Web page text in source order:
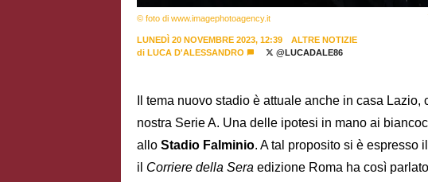
© foto di www.imagephotoagency.it
LUNEDÌ 20 NOVEMBRE 2023, 12:39
ALTRE NOTIZIE
di LUCA D'ALESSANDRO @LUCADALE86
Il tema nuovo stadio è attuale anche in casa
nostra Serie A. Una delle ipotesi in mano ai
allo Stadio Falminio. A tal proposito si è espresso
il Corriere della Sera edizione Roma ha così